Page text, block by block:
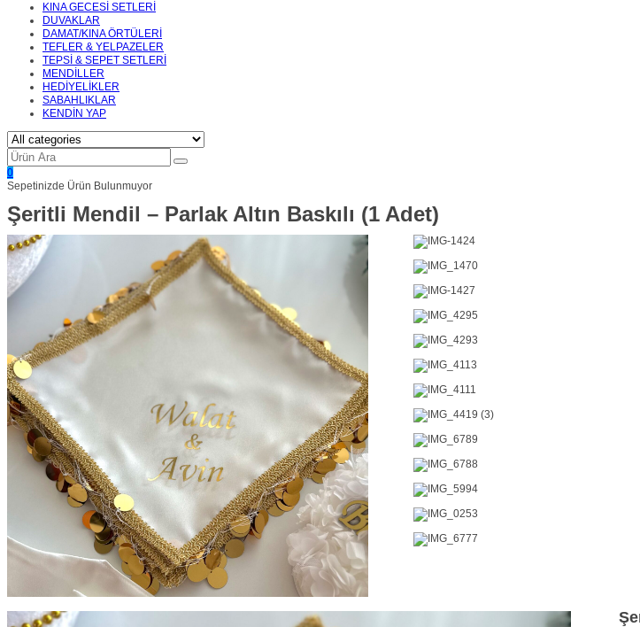
KINA GECESİ SETLERİ
DUVAKLAR
DAMAT/KINA ÖRTÜLERİ
TEFLER & YELPAZELER
TEPSİ & SEPET SETLERİ
MENDİLLER
HEDİYELİKLER
SABAHLIKLAR
KENDİN YAP
0
Sepetinizde Ürün Bulunmuyor
Şeritli Mendil – Parlak Altın Baskılı (1 Adet)